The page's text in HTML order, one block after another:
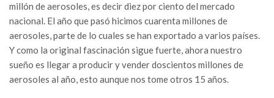
millón de aerosoles, es decir diez por ciento del mercado
nacional. El año que pasó hicimos cuarenta millones de
aerosoles, parte de lo cuales se han exportado a varios países.
Y como la original fascinación sigue fuerte, ahora nuestro
sueño es llegar a producir y vender doscientos millones de
aerosoles al año, esto aunque nos tome otros 15 años.